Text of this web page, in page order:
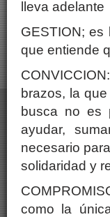
lleva adelante
GESTION;
que entiende
brazos, la
busca no es
ayudar,
necesario
solidaridad y
como la